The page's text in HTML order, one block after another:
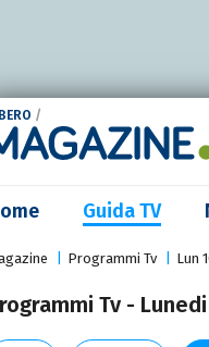
/
Guida TV
Programmi Tv Lun
Tv -